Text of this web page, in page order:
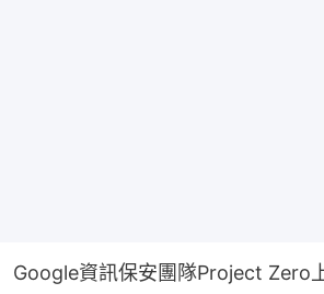
Google資訊保安團隊Project Zero